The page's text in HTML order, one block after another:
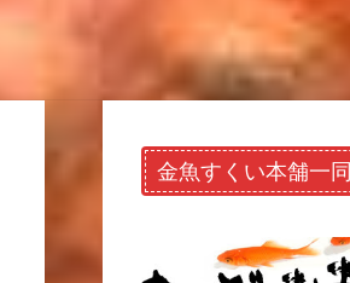
金魚すくい本舗一同